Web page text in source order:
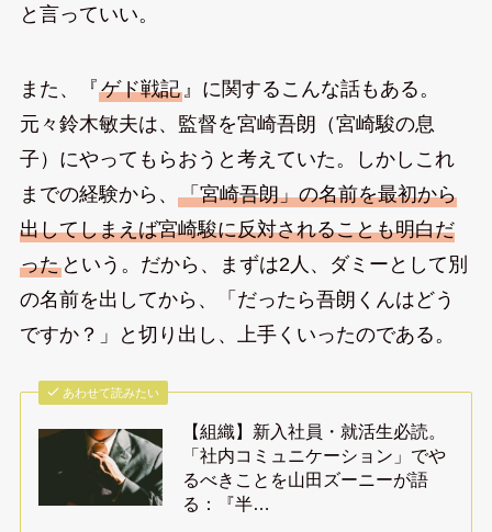
と言っていい。
また、『ゲド戦記』に関するこんな話もある。
元々鈴木敏夫は、監督を宮崎吾朗（宮崎駿の息
子）にやってもらおうと考えていた。しかしこれ
までの経験から、 「宮崎吾朗」の名前を最初から
出してしまえば宮崎駿に反対されることも明白だ
ったという。だから、まずは2人、ダミーとして別
の名前を出してから、「だったら吾朗くんはどう
ですか？」と切り出し、上手くいったのである。
あわせて読みたい
【組織】新入社員・就活生必読。
「社内コミュニケーション」でや
るべきことを山田ズーニーが語
る：『半…